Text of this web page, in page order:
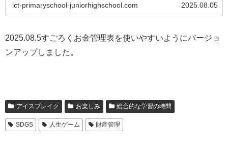
ict-primaryschool-juniorhighschool.com 2025.08.05
2025.08.5すごろくお金管理表を使いやすいようにバージョ
ンアップしました。
アイスブレイク お楽しみ 総合的な学習の時間
SDGS 人生ゲーム 財産管理